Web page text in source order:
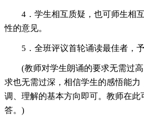
4．学生相互质疑，也可师生相
性的意见。
5．全班评议首轮诵读最佳者，予
(教师对学生朗诵的要求无需过
求也无需过深，相信学生的感悟能力
调、理解的基本方向即可。教师在此
答。)